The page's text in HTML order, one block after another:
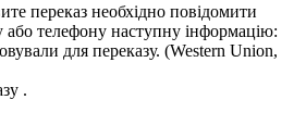
переказ необхідно повідомити
телефону наступну інформацію:
для переказу. (Western Union,
.